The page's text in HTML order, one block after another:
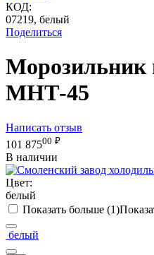
КОД:
07219, белый
Поделиться
Морозильник
МНТ-45
Написать отзыв
101 87500 ₽
В наличии
Цвет:
белый
Показать больше (1)
белый